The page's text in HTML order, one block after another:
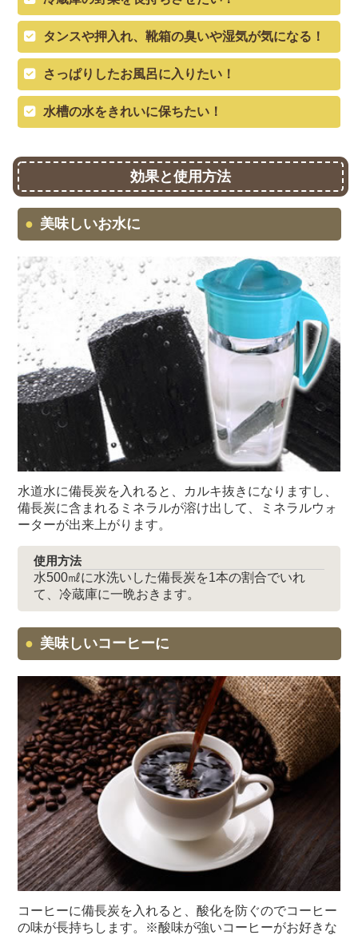
タンスや押入れ、靴箱の臭いや湿気が気になる！
さっぱりしたお風呂に入りたい！
水槽の水をきれいに保ちたい！
効果と使用方法
美味しいお水に
水道水に備長炭を入れると、カルキ抜きになりますし、
備長炭に含まれるミネラルが溶け出して、ミネラルウォ
ーターが出来上がります。
使用方法
水500㎖に水洗いした備長炭を1本の割合でいれ
て、冷蔵庫に一晩おきます。
美味しいコーヒーに
コーヒーに備長炭を入れると、酸化を防ぐのでコーヒー
の味が長持ちします。※酸味が強いコーヒーがお好きな